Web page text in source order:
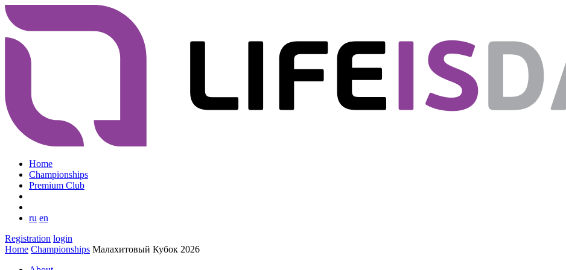
Home
Championships
Premium Club
ru en
Registration login
Home Championships Малахитовый Кубок 2026